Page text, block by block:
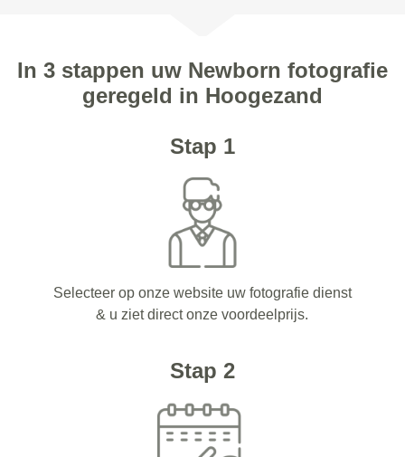
In 3 stappen uw Newborn fotografie
geregeld in Hoogezand
Stap 1
Selecteer op onze website uw fotografie dienst
& u ziet direct onze voordeelprijs.
Stap 2